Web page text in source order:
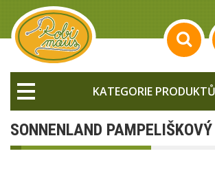
KATEGORIE PRODUKTŮ
SONNENLAND